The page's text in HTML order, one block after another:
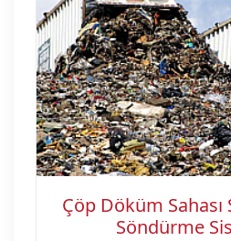
Çöp Döküm Sahası
Söndürme